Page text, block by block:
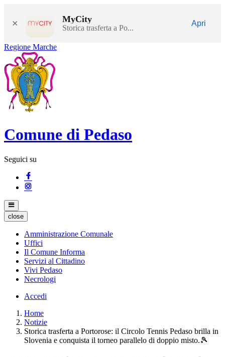
× MyCity
Storica trasferta a Po...
Apri
Regione Marche
Comune di Pedaso
Seguici su
close
Amministrazione Comunale
Uffici
Il Comune Informa
Servizi al Cittadino
Vivi Pedaso
Necrologi
Accedi
Home
Notizie
Storica trasferta a Portorose: il Circolo Tennis Pedaso brilla in
Slovenia e conquista il torneo parallelo di doppio misto.🎾